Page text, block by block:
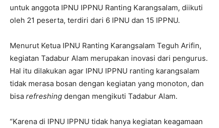
untuk anggota IPNU IPPNU Ranting Karangsalam, diikuti
oleh 21 peserta, terdiri dari 6 IPNU dan 15 IPPNU.
Menurut Ketua IPNU Ranting Karangsalam Teguh Arifin,
kegiatan Tadabur Alam merupakan inovasi dari pengurus.
Hal itu dilakukan agar IPNU IPPNU ranting karangsalam
tidak merasa bosan dengan kegiatan yang monoton, dan
bisa refreshing dengan mengikuti Tadabur Alam.
“Karena di IPNU IPPNU tidak hanya kegiatan keagamaan